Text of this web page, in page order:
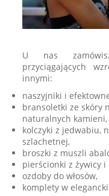
U nas
przyciągających
innymi:
naszyjniki i
bransoletki ze skóry
naturalnych kamieni,
kolczyki z jedwabiu,
szlachetnej,
broszki z muszli
pierścionki z żywicy i
ozdoby do włosów,
komplety w